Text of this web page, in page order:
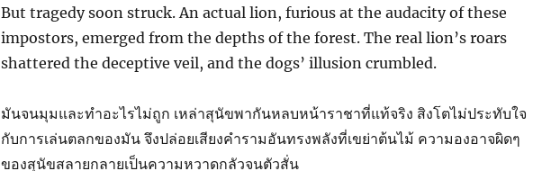
But tragedy soon struck. An actual lion, furious at the audacity of these
impostors, emerged from the depths of the forest. The real lion’s roars
shattered the deceptive veil, and the dogs’ illusion crumbled.
มันจนมุมและทำอะไรไม่ถูก เหล่าสุนัขพากันหลบหน้าราชาที่แท้จริง สิงโตไม่ประทับใจ
กับการเล่นตลกของมัน จึงปล่อยเสียงคำรามอันทรงพลังที่เขย่าต้นไม้ ความองอาจผิดๆ
ของสุนัขสลายกลายเป็นความหวาดกลัวจนตัวสั่น